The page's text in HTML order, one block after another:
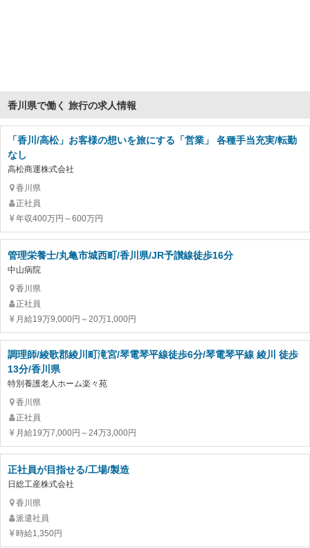
香川県で働く 旅行の求人情報
「香川/高松」お客様の想いを旅にする「営業」 各種手当充実/転勤
なし
高松商運株式会社
香川県
正社員
年収400万円～600万円
管理栄養士/丸亀市城西町/香川県/JR予讃線徒歩16分
中山病院
香川県
正社員
月給19万9,000円～20万1,000円
調理師/綾歌郡綾川町滝宮/琴電琴平線徒歩6分/琴電琴平線 綾川 徒歩
13分/香川県
特別養護老人ホーム楽々苑
香川県
正社員
月給19万7,000円～24万3,000円
正社員が目指せる/工場/製造
日総工産株式会社
香川県
派遣社員
時給1,350円